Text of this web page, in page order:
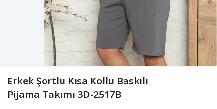
Erkek Şortlu Kısa Kollu Baskılı
Pijama Takımı 3D-2517B